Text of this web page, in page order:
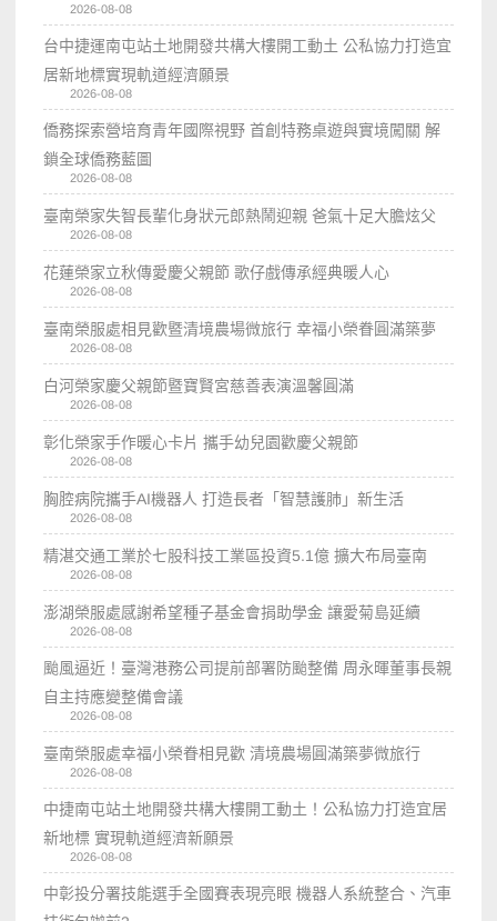
2026-08-08
台中捷運南屯站土地開發共構大樓開工動土 公私協力打造宜
居新地標實現軌道經濟願景
2026-08-08
僑務探索營培育青年國際視野 首創特務桌遊與實境闖關 解
鎖全球僑務藍圖
2026-08-08
臺南榮家失智長輩化身狀元郎熱鬧迎親 爸氣十足大膽炫父
2026-08-08
花蓮榮家立秋傳愛慶父親節 歌仔戲傳承經典暖人心
2026-08-08
臺南榮服處相見歡暨清境農場微旅行 幸福小榮眷圓滿築夢
2026-08-08
白河榮家慶父親節暨寶賢宮慈善表演溫馨圓滿
2026-08-08
彰化榮家手作暖心卡片 攜手幼兒園歡慶父親節
2026-08-08
胸腔病院攜手AI機器人 打造長者「智慧護肺」新生活
2026-08-08
精湛交通工業於七股科技工業區投資5.1億 擴大布局臺南
2026-08-08
澎湖榮服處感謝希望種子基金會捐助學金 讓愛菊島延續
2026-08-08
颱風逼近！臺灣港務公司提前部署防颱整備 周永暉董事長親
自主持應變整備會議
2026-08-08
臺南榮服處幸福小榮眷相見歡 清境農場圓滿築夢微旅行
2026-08-08
中捷南屯站土地開發共構大樓開工動土！公私協力打造宜居
新地標 實現軌道經濟新願景
2026-08-08
中彰投分署技能選手全國賽表現亮眼 機器人系統整合、汽車